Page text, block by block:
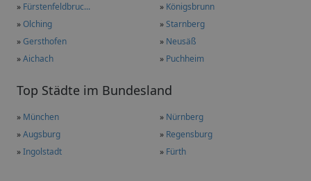
» Fürstenfeldbruc... » Königsbrunn
»Olching »Starnberg
»Gersthofen » Neusäß
»Aichach » Puchheim
Top Städte im Bundesland
» München » Nürnberg
»Augsburg » Regensburg
»Ingolstadt » Fürth